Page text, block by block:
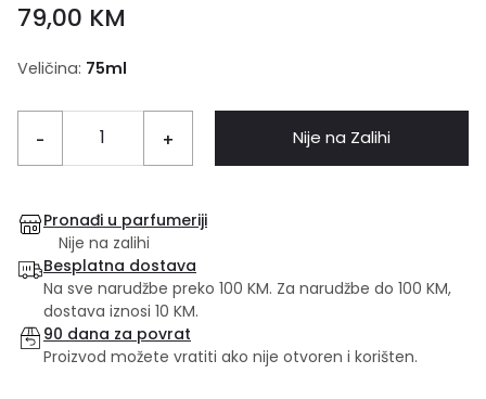
79,00 KM
Veličina: 75ml
- + Nije na Zalihi
Pronađi u parfumeriji
Nije na zalihi
Besplatna dostava
Na sve narudžbe preko 100 KM. Za narudžbe do 100 KM,
dostava iznosi 10 KM.
90 dana za povrat
Proizvod možete vratiti ako nije otvoren i korišten.